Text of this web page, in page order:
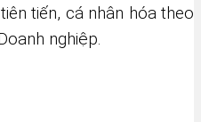
tiến, cá nhân hóa theo
nghiệp.